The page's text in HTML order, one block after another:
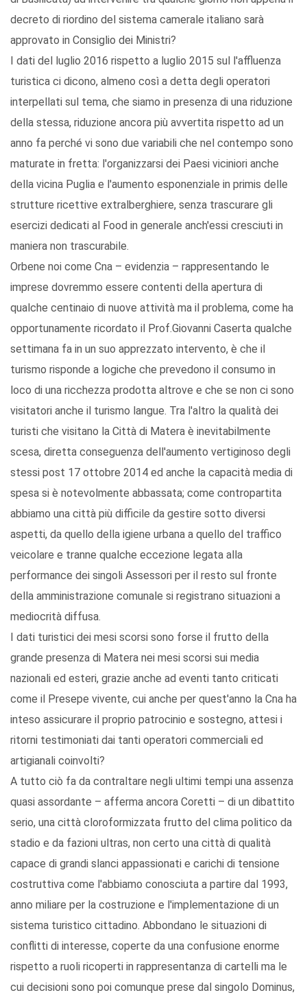
decreto di riordino del sistema camerale italiano sarà
approvato in Consiglio dei Ministri?
I dati del luglio 2016 rispetto a luglio 2015 sul l'affluenza
turistica ci dicono, almeno così a detta degli operatori
interpellati sul tema, che siamo in presenza di una riduzione
della stessa, riduzione ancora più avvertita rispetto ad un
anno fa perché vi sono due variabili che nel contempo sono
maturate in fretta: l'organizzarsi dei Paesi viciniori anche
della vicina Puglia e l'aumento esponenziale in primis delle
strutture ricettive extralberghiere, senza trascurare gli
esercizi dedicati al Food in generale anch'essi cresciuti in
maniera non trascurabile.
Orbene noi come Cna – evidenzia – rappresentando le
imprese dovremmo essere contenti della apertura di
qualche centinaio di nuove attività ma il problema, come ha
opportunamente ricordato il Prof.Giovanni Caserta qualche
settimana fa in un suo apprezzato intervento, è che il
turismo risponde a logiche che prevedono il consumo in
loco di una ricchezza prodotta altrove e che se non ci sono
visitatori anche il turismo langue. Tra l'altro la qualità dei
turisti che visitano la Città di Matera è inevitabilmente
scesa, diretta conseguenza dell'aumento vertiginoso degli
stessi post 17 ottobre 2014 ed anche la capacità media di
spesa si è notevolmente abbassata; come contropartita
abbiamo una città più difficile da gestire sotto diversi
aspetti, da quello della igiene urbana a quello del traffico
veicolare e tranne qualche eccezione legata alla
performance dei singoli Assessori per il resto sul fronte
della amministrazione comunale si registrano situazioni a
mediocrità diffusa.
I dati turistici dei mesi scorsi sono forse il frutto della
grande presenza di Matera nei mesi scorsi sui media
nazionali ed esteri, grazie anche ad eventi tanto criticati
come il Presepe vivente, cui anche per quest'anno la Cna ha
inteso assicurare il proprio patrocinio e sostegno, attesi i
ritorni testimoniati dai tanti operatori commerciali ed
artigianali coinvolti?
A tutto ciò fa da contraltare negli ultimi tempi una assenza
quasi assordante – afferma ancora Coretti – di un dibattito
serio, una città cloroformizzata frutto del clima politico da
stadio e da fazioni ultras, non certo una città di qualità
capace di grandi slanci appassionati e carichi di tensione
costruttiva come l'abbiamo conosciuta a partire dal 1993,
anno miliare per la costruzione e l'implementazione di un
sistema turistico cittadino. Abbondano le situazioni di
conflitti di interesse, coperte da una confusione enorme
rispetto a ruoli ricoperti in rappresentanza di cartelli ma le
cui decisioni sono poi comunque prese dal singolo Dominus,